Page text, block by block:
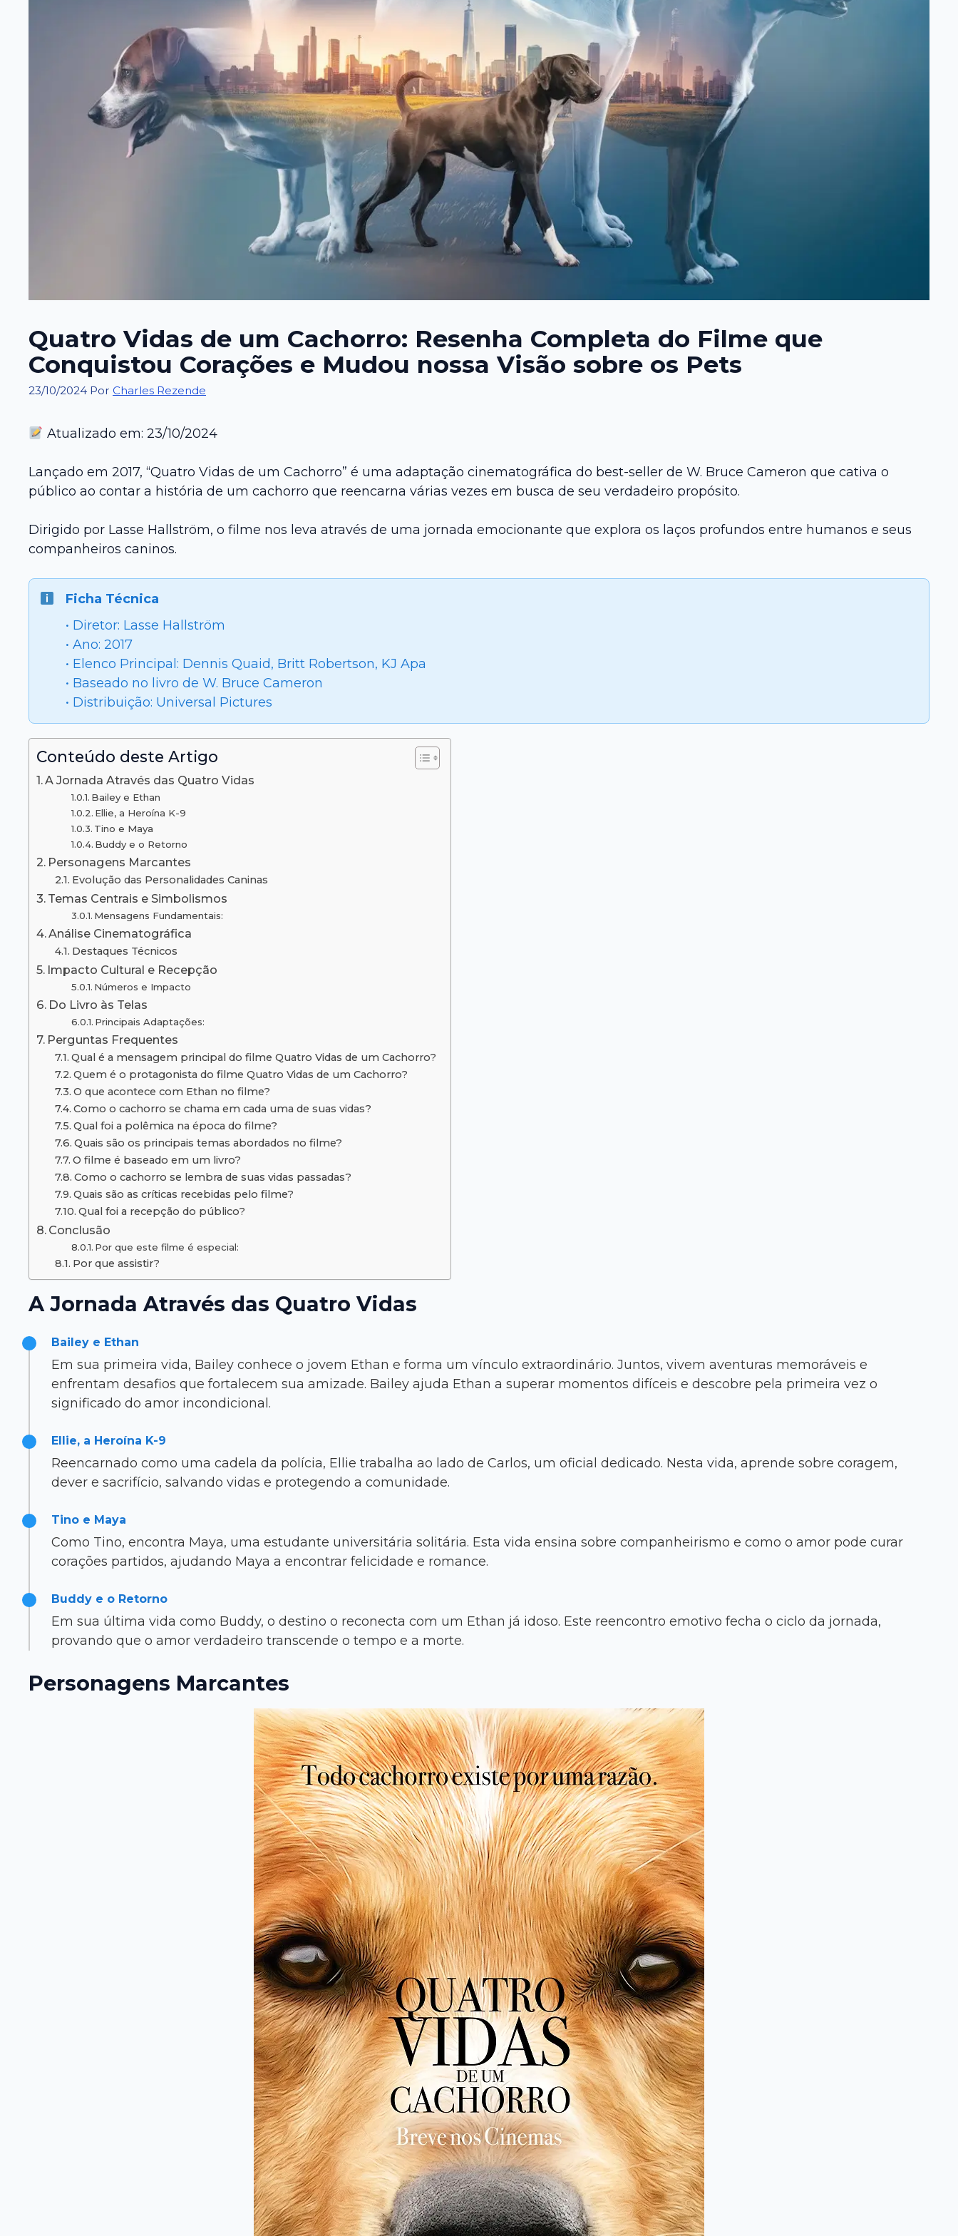
Quatro Vidas de um Cachorro: Resenha Completa do Filme que
Conquistou Corações e Mudou nossa Visão sobre os Pets
23/10/2024 Por Charles Rezende
Atualizado em: 23/10/2024
Lançado em 2017, “Quatro Vidas de um Cachorro” é uma adaptação cinematográfica do best-seller de W. Bruce Cameron que cativa o
público ao contar a história de um cachorro que reencarna várias vezes em busca de seu verdadeiro propósito.
Dirigido por Lasse Hallström, o filme nos leva através de uma jornada emocionante que explora os laços profundos entre humanos e seus
companheiros caninos.
Ficha Técnica
• Diretor: Lasse Hallström
• Ano: 2017
• Elenco Principal: Dennis Quaid, Britt Robertson, KJ Apa
• Baseado no livro de W. Bruce Cameron
• Distribuição: Universal Pictures
Conteúdo deste Artigo
A Jornada Através das Quatro Vidas
Bailey e Ethan
Ellie, a Heroína K-9
Tino e Maya
Buddy e o Retorno
Personagens Marcantes
Evolução das Personalidades Caninas
Temas Centrais e Simbolismos
Mensagens Fundamentais:
Análise Cinematográfica
Destaques Técnicos
Impacto Cultural e Recepção
Números e Impacto
Do Livro às Telas
Principais Adaptações:
Perguntas Frequentes
Qual é a mensagem principal do filme Quatro Vidas de um Cachorro?
Quem é o protagonista do filme Quatro Vidas de um Cachorro?
O que acontece com Ethan no filme?
Como o cachorro se chama em cada uma de suas vidas?
Qual foi a polêmica na época do filme?
Quais são os principais temas abordados no filme?
O filme é baseado em um livro?
Como o cachorro se lembra de suas vidas passadas?
Quais são as críticas recebidas pelo filme?
Qual foi a recepção do público?
Conclusão
Por que este filme é especial:
Por que assistir?
A Jornada Através das Quatro Vidas
Bailey e Ethan
Em sua primeira vida, Bailey conhece o jovem Ethan e forma um vínculo extraordinário. Juntos, vivem aventuras memoráveis e
enfrentam desafios que fortalecem sua amizade. Bailey ajuda Ethan a superar momentos difíceis e descobre pela primeira vez o
significado do amor incondicional.
Ellie, a Heroína K-9
Reencarnado como uma cadela da polícia, Ellie trabalha ao lado de Carlos, um oficial dedicado. Nesta vida, aprende sobre coragem,
dever e sacrifício, salvando vidas e protegendo a comunidade.
Tino e Maya
Como Tino, encontra Maya, uma estudante universitária solitária. Esta vida ensina sobre companheirismo e como o amor pode curar
corações partidos, ajudando Maya a encontrar felicidade e romance.
Buddy e o Retorno
Em sua última vida como Buddy, o destino o reconecta com um Ethan já idoso. Este reencontro emotivo fecha o ciclo da jornada,
provando que o amor verdadeiro transcende o tempo e a morte.
Personagens Marcantes